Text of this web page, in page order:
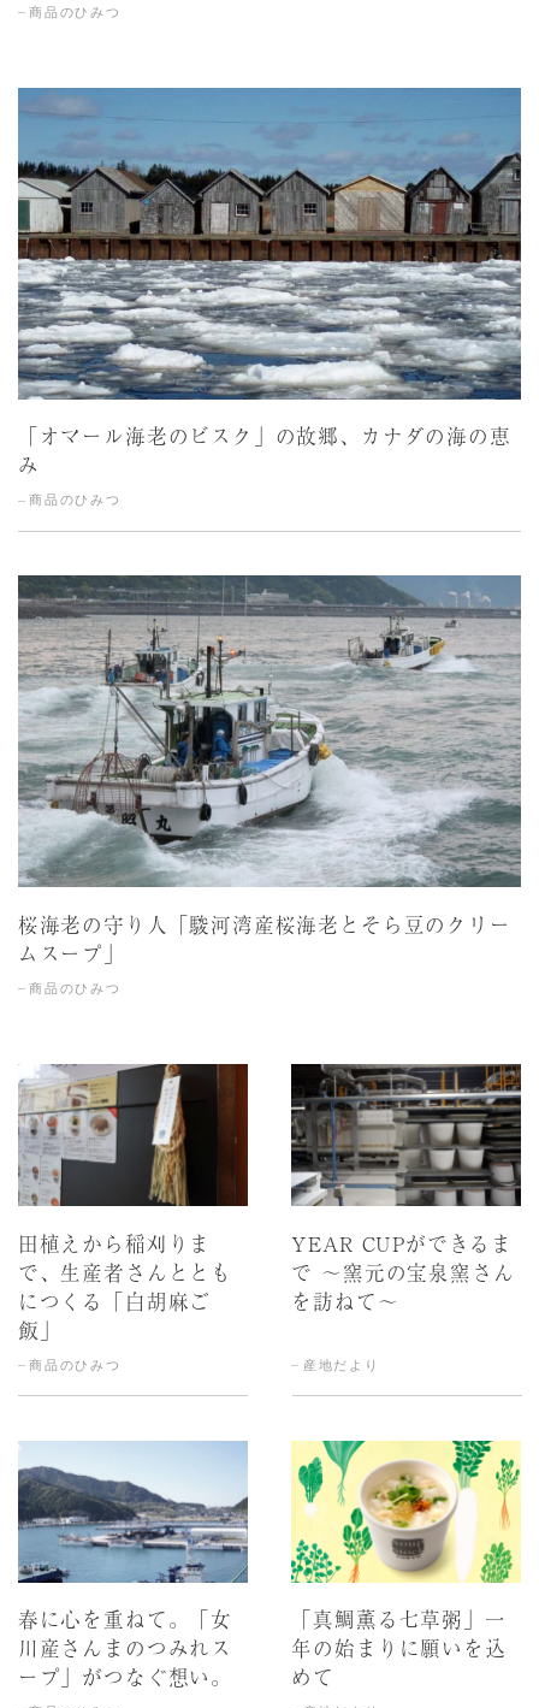
商品のひみつ
「オマール海老のビスク」の故郷、カナダの海の恵
み
商品のひみつ
桜海老の守り人「駿河湾産桜海老とそら豆のクリー
ムスープ」
商品のひみつ
田植えから稲刈りま
で、生産者さんととも
につくる「白胡麻ご
飯」
商品のひみつ
YEAR CUPができるま
で ～窯元の宝泉窯さん
を訪ねて～
産地だより
春に心を重ねて。「女
川産さんまのつみれス
ープ」がつなぐ想い。
「真鯛薫る七草粥」一
年の始まりに願いを込
めて